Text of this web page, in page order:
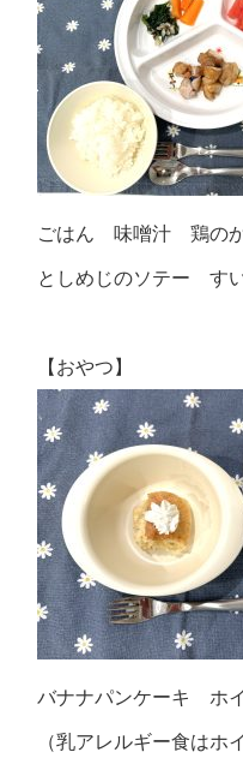
ごはん 味噌汁 鶏の
としめじのソテー す
【おやつ】
バナナパンケーキ ホ
（乳アレルギー食はホ